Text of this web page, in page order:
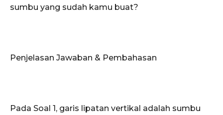
sumbu yang sudah kamu buat?
Penjelasan Jawaban & Pembahasan
Pada Soal 1, garis lipatan vertikal adalah sumbu